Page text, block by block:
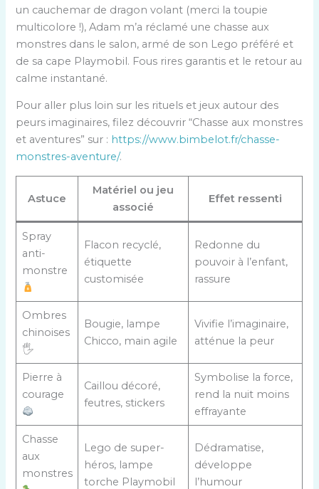
un cauchemar de dragon volant (merci la toupie
multicolore !), Adam m’a réclamé une chasse aux
monstres dans le salon, armé de son Lego préféré et
de sa cape Playmobil. Fous rires garantis et le retour au
calme instantané.
Pour aller plus loin sur les rituels et jeux autour des
peurs imaginaires, filez découvrir “Chasse aux monstres
et aventures” sur : https://www.bimbelot.fr/chasse-
monstres-aventure/.
Astuce
Matériel ou jeu
associé
Effet ressenti
Spray
anti-
monstre
Flacon recyclé,
étiquette
customisée
Redonne du
pouvoir à l’enfant,
rassure
Ombres
chinoises
🖐️
Bougie, lampe
Chicco, main agile
Vivifie l’imaginaire,
atténue la peur
Pierre à
courage
Caillou décoré,
feutres, stickers
Symbolise la force,
rend la nuit moins
effrayante
Chasse
aux
monstres
Lego de super-
héros, lampe
torche Playmobil
Dédramatise,
développe
l’humour